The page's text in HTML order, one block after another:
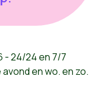
- 24/24 en 7/7
avond en wo. en zo.